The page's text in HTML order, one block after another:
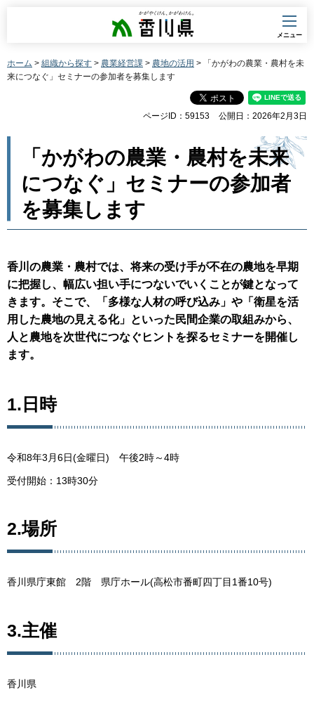
香川県
メニュー
ホーム > 組織から探す > 農業経営課 > 農地の活用 > 「かがわの農業・農村を未
来につなぐ」セミナーの参加者を募集します
ページID：59153 公開日：2026年2月3日
「かがわの農業・農村を未来
につなぐ」セミナーの参加者
を募集します
香川の農業・農村では、将来の受け手が不在の農地を早期
に把握し、幅広い担い手につないでいくことが鍵となって
きます。そこで、「多様な人材の呼び込み」や「衛星を活
用した農地の見える化」といった民間企業の取組みから、
人と農地を次世代につなぐヒントを探るセミナーを開催し
ます。
1.日時
令和8年3月6日(金曜日) 午後2時～4時
受付開始：13時30分
2.場所
香川県庁東館 2階 県庁ホール(高松市番町四丁目1番10号)
3.主催
香川県